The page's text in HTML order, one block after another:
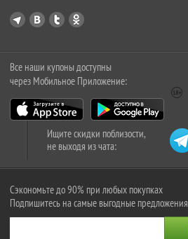
Все наши купоны доступны
через Мобильное Приложение:
Ищите скидки поблизости,
не выходя из чата:
Сэкономьте до 90% при любых покупках
Подпишитесь на самые выгодные предложения